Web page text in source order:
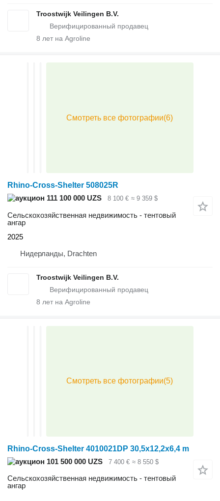
Troostwijk Veilingen B.V.
8 лет на Agroline
Rhino-Cross-Shelter 508025R
111 100 000 UZS
8 100 € ≈ 9 359 $
Сельскохозяйственная недвижимость - тентовый
ангар
2025
Нидерланды, Drachten
Troostwijk Veilingen B.V.
8 лет на Agroline
Rhino-Cross-Shelter 4010021DP 30,5x12,2x6,4 m
101 500 000 UZS
7 400 € ≈ 8 550 $
Сельскохозяйственная недвижимость - тентовый
ангар